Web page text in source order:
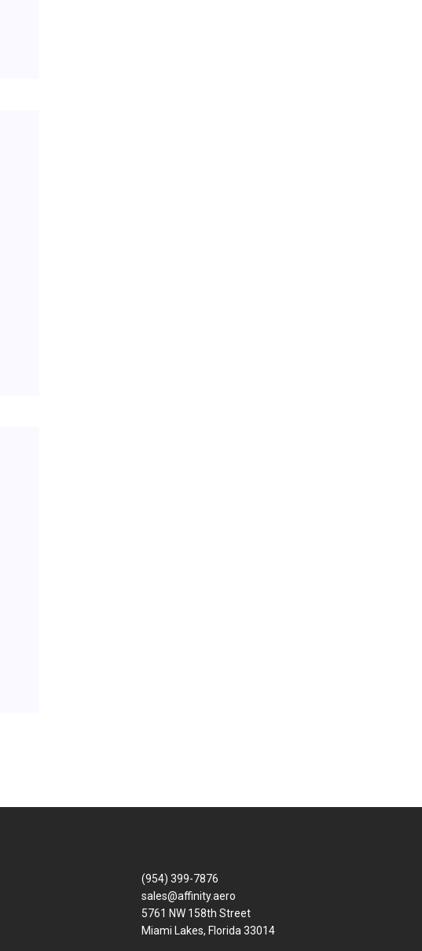
(954) 399-7876
sales@affinity.aero
5761 NW 158th Street
Miami Lakes, Florida 33014